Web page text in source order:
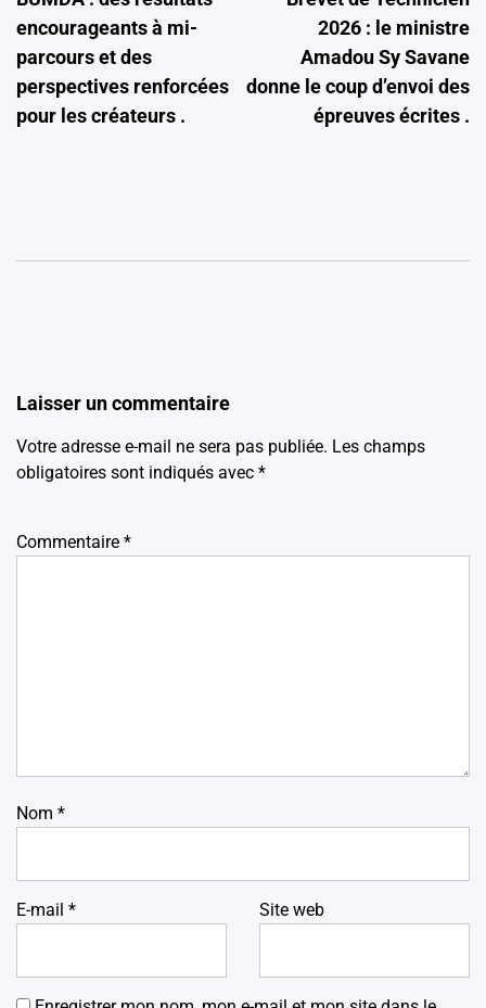
l’article
encourageants à mi-
parcours et des
perspectives renforcées
pour les créateurs .
2026 : le ministre
Amadou Sy Savane
donne le coup d’envoi des
épreuves écrites .
Laisser un commentaire
Votre adresse e-mail ne sera pas publiée. Les champs
obligatoires sont indiqués avec *
Commentaire *
Nom *
E-mail * Site web